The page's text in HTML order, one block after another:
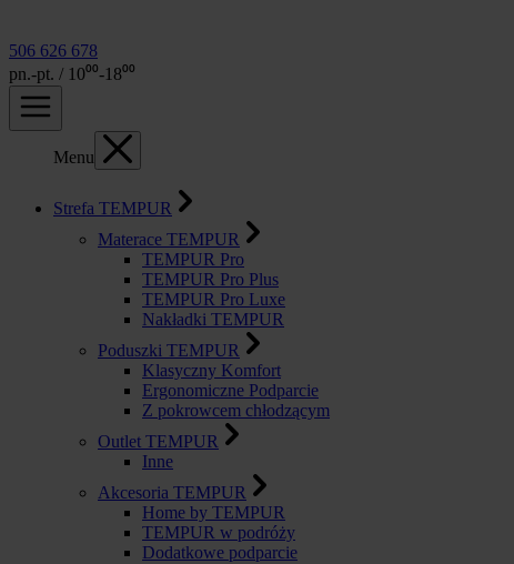
506 626 678
pn.-pt. / 10⁰⁰-18⁰⁰
Menu
Strefa TEMPUR
Materace TEMPUR
TEMPUR Pro
TEMPUR Pro Plus
TEMPUR Pro Luxe
Nakładki TEMPUR
Poduszki TEMPUR
Klasyczny Komfort
Ergonomiczne Podparcie
Z pokrowcem chłodzącym
Outlet TEMPUR
Inne
Akcesoria TEMPUR
Home by TEMPUR
TEMPUR w podróży
Dodatkowe podparcie